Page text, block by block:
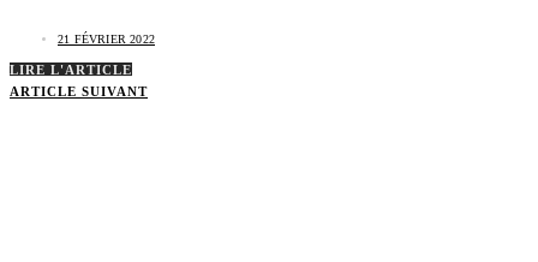
21 FÉVRIER 2022
LIRE L'ARTICLE
ARTICLE SUIVANT